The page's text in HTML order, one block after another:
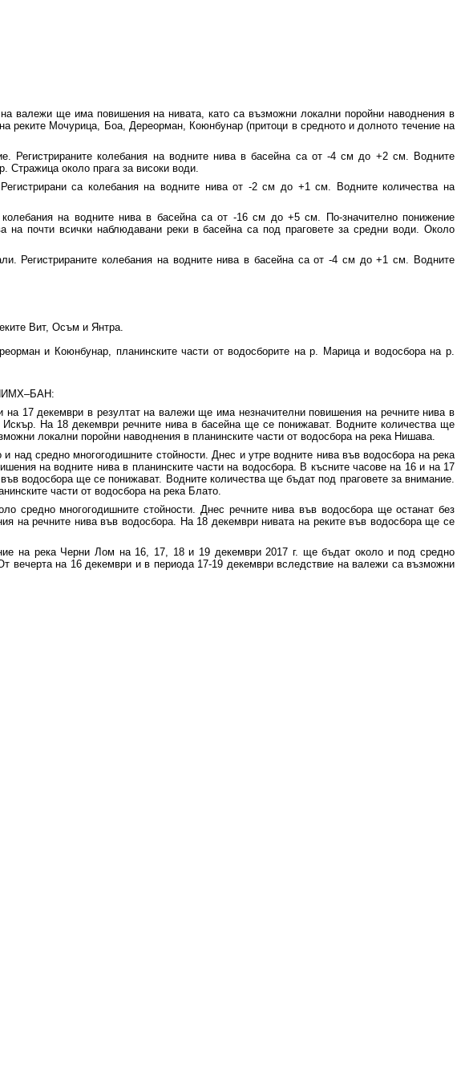
валежи ще има повишения на нивата, като са възможни локални поройни наводнения в
реките Мочурица, Боа, Дереорман, Коюнбунар (притоци в средното и долното течение на
Регистрираните колебания на водните нива в басейна са от -4 см до +2 см. Водните
Стражица около прага за високи води.
са колебания на водните нива от -2 см до +1 см. Водните количества на
на водните нива в басейна са от -16 см до +5 см. По-значително понижение
почти всички наблюдавани реки в басейна са под праговете за средни води. Около
Регистрираните колебания на водните нива в басейна са от -4 см до +1 см. Водните
Вит, Осъм и Янтра.
и Коюнбунар, планинските части от водосборите на р. Марица и водосбора на р.
НИМХ–БАН:
17 декември в резултат на валежи ще има незначителни повишения на речните нива в
На 18 декември речните нива в басейна ще се понижават. Водните количества ще
локални поройни наводнения в планинските части от водосбора на река Нишава.
над средно многогодишните стойности. Днес и утре водните нива във водосбора на река
на водните нива в планинските части на водосбора. В късните часове на 16 и на 17
водосбора ще се понижават. Водните количества ще бъдат под праговете за внимание.
части от водосбора на река Блато.
средно многогодишните стойности. Днес речните нива във водосбора ще останат без
на речните нива във водосбора. На 18 декември нивата на реките във водосбора ще се
на река Черни Лом на 16, 17, 18 и 19 декември 2017 г. ще бъдат около и под средно
вечерта на 16 декември и в периода 17-19 декември вследствие на валежи са възможни